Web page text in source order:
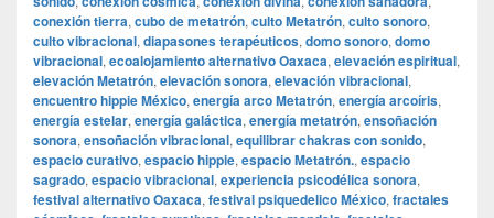
conexión tierra, cubo de metatrón, culto Metatrón, culto sonoro,
culto vibracional, diapasones terapéuticos, domo sonoro, domo
vibracional, ecoalojamiento alternativo Oaxaca, elevación espiritual,
elevación Metatrón, elevación sonora, elevación vibracional,
encuentro hippie México, energía arco Metatrón, energía arcoíris,
energía estelar, energía galáctica, energía metatrón, ensoñación
sonora, ensoñación vibracional, equilibrar chakras con sonido,
espacio curativo, espacio hippie, espacio Metatrón., espacio
sagrado, espacio vibracional, experiencia psicodélica sonora,
festival alternativo Oaxaca, festival psiquedelico México, fractales